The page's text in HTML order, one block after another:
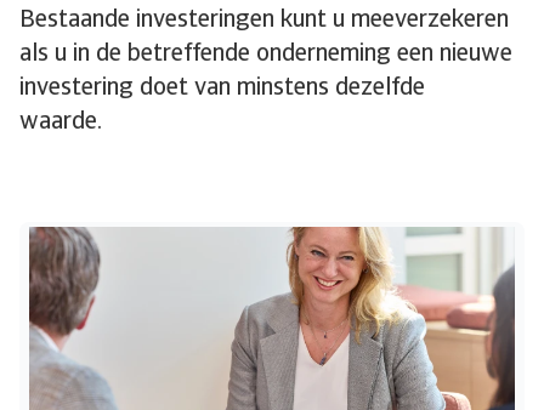
Bestaande investeringen kunt u meeverzekeren
als u in de betreffende onderneming een nieuwe
investering doet van minstens dezelfde
waarde.